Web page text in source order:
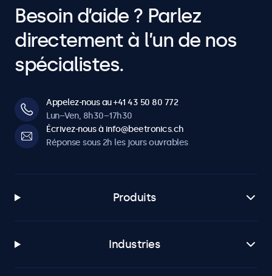
Besoin d’aide ? Parlez
directement à l’un de nos
spécialistes.
Appelez-nous au +41 43 50 80 772
Lun–Ven, 8h30–17h30
Écrivez-nous à info@beetronics.ch
Réponse sous 2h les jours ouvrables
Produits
Industries